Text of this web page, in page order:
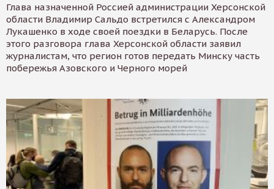
Глава назначенной Россией администрации Херсонской
области Владимир Сальдо встретился с Александром
Лукашенко в ходе своей поездки в Беларусь. После
этого разговора глава Херсонской области заявил
журналистам, что регион готов передать Минску часть
побережья Азовского и Черного морей